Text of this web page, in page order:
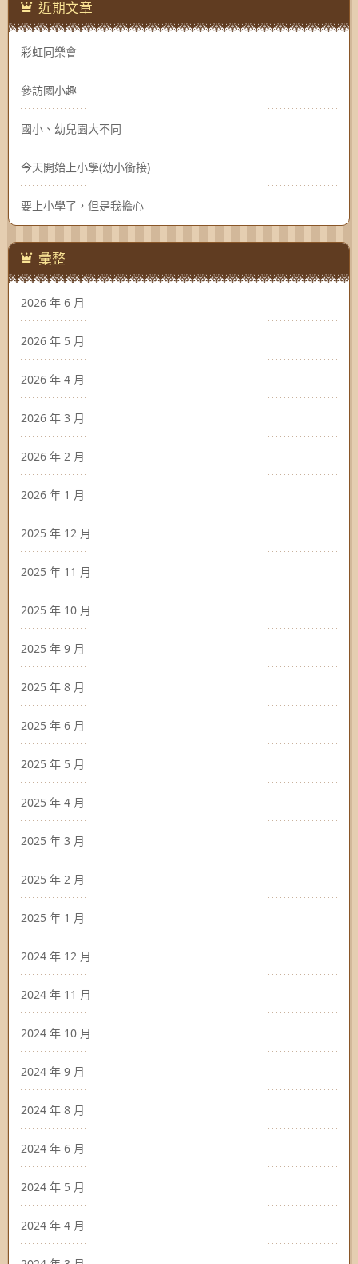
近期文章
彩虹同樂會
參訪國小趣
國小、幼兒園大不同
今天開始上小學(幼小銜接)
要上小學了，但是我擔心
彙整
2026 年 6 月
2026 年 5 月
2026 年 4 月
2026 年 3 月
2026 年 2 月
2026 年 1 月
2025 年 12 月
2025 年 11 月
2025 年 10 月
2025 年 9 月
2025 年 8 月
2025 年 6 月
2025 年 5 月
2025 年 4 月
2025 年 3 月
2025 年 2 月
2025 年 1 月
2024 年 12 月
2024 年 11 月
2024 年 10 月
2024 年 9 月
2024 年 8 月
2024 年 6 月
2024 年 5 月
2024 年 4 月